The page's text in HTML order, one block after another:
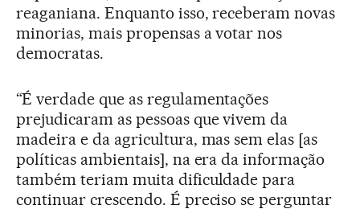
reaganiana. Enquanto isso, receberam novas
minorias, mais propensas a votar nos
democratas.
“É verdade que as regulamentações
prejudicaram as pessoas que vivem da
madeira e da agricultura, mas sem elas [as
políticas ambientais], na era da informação
também teriam muita dificuldade para
continuar crescendo. É preciso se perguntar